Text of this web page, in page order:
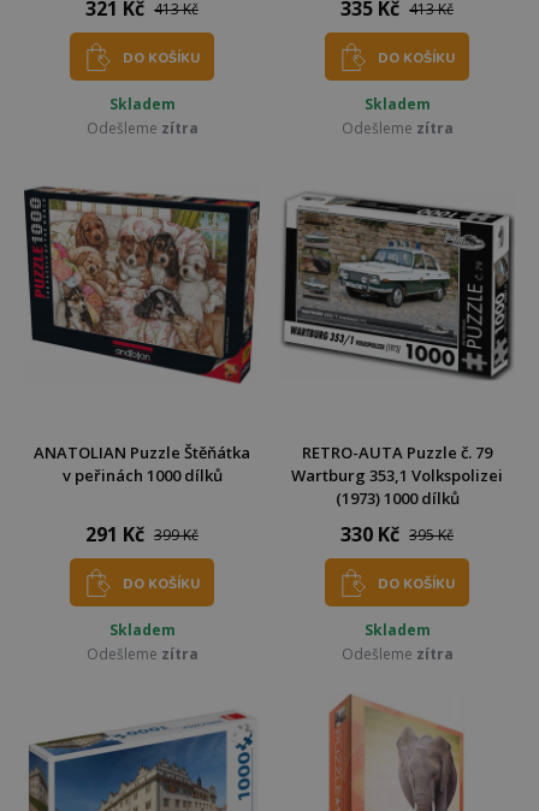
321 Kč 413 Kč
DO KOŠÍKU
Skladem
Odešleme zítra
335 Kč 413 Kč
DO KOŠÍKU
Skladem
Odešleme zítra
ANATOLIAN Puzzle Štěňátka
v peřinách 1000 dílků
291 Kč 399 Kč
DO KOŠÍKU
Skladem
Odešleme zítra
RETRO-AUTA Puzzle č. 79
Wartburg 353,1 Volkspolizei
(1973) 1000 dílků
330 Kč 395 Kč
DO KOŠÍKU
Skladem
Odešleme zítra